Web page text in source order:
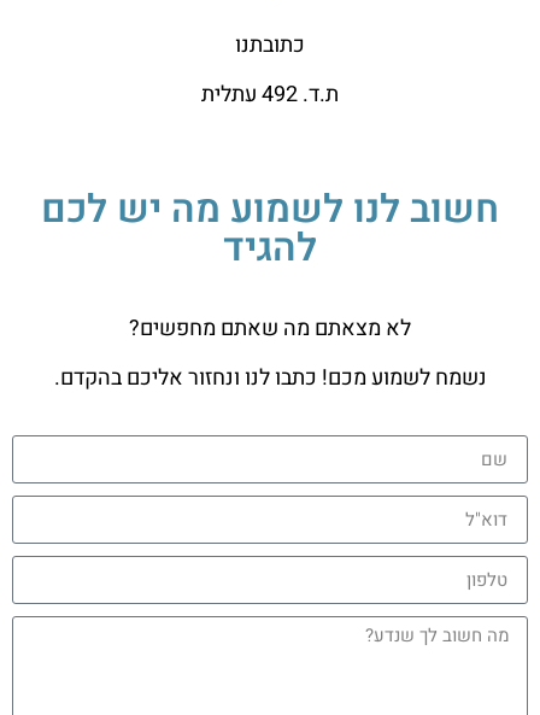
כתובתנו
ת.ד. 492 עתלית
חשוב לנו לשמוע מה יש לכם
להגיד
לא מצאתם מה שאתם מחפשים?
נשמח לשמוע מכם! כתבו לנו ונחזור אליכם בהקדם.